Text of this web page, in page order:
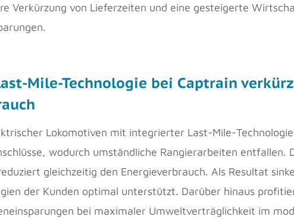
Verkürzung von Lieferzeiten und eine gesteigerte
Mile-Technologie bei Captrain
Lokomotiven mit integrierter Last-Mile-
wodurch umständliche Rangierarbeiten
gleichzeitig den Energieverbrauch. Als Resultat
der Kunden optimal unterstützt. Darüber hinaus
bei maximaler Umweltverträglichkeit im